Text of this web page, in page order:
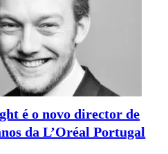
é o novo director de
da L’Oréal Portugal